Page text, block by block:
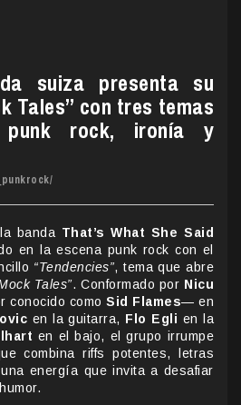
suiza presenta su
Tales” con tres temas
punk rock, ironía y
banda That’s What She Said
en la escena punk rock con el
“Tendencies”, tema que abre
Tales”. Conformado por Nicu
conocido como Sid Flames— en
en la guitarra, Flo Egli en la
en el bajo, el grupo irrumpe
combina riffs potentes, letras
energía que invita a desafiar